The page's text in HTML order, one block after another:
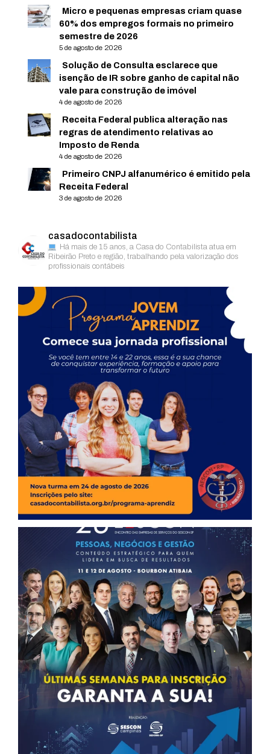
Micro e pequenas empresas criam quase
60% dos empregos formais no primeiro
semestre de 2026
5 de agosto de 2026
Solução de Consulta esclarece que
isenção de IR sobre ganho de capital não
vale para construção de imóvel
4 de agosto de 2026
Receita Federal publica alteração nas
regras de atendimento relativas ao
Imposto de Renda
4 de agosto de 2026
Primeiro CNPJ alfanumérico é emitido pela
Receita Federal
3 de agosto de 2026
casadocontabilista
Há mais de 15 anos, a Casa do Contabilista atua em
Ribeirão Preto e região, trabalhando pela valorização dos
profissionais contábeis